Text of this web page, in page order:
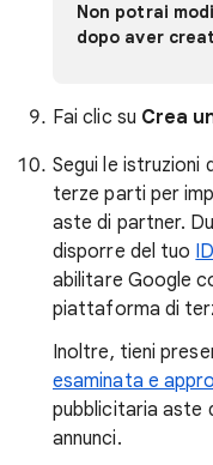
Non potrai
dopo aver
Fai clic su Crea
Segui le istruzioni
terze parti per
aste di partner.
disporre del tuo
abilitare Google
piattaforma di
Inoltre, tieni
esaminata e
pubblicitaria aste
annunci.